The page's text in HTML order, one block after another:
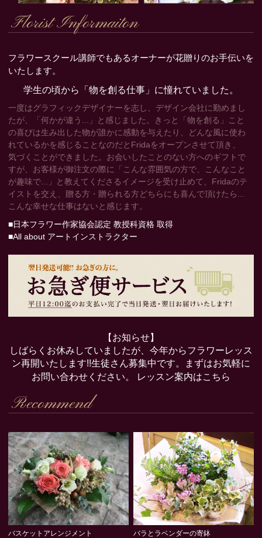
Florist Informaiton
フラワースクール講師でもあるオーナーが花贈りのお手伝いを
いたします。
学生の頃から「物を創る仕事」に憧れていました。
一度はグラフィックデザイナーを志し、デザイン会社に勤めまし
たが、「何かが違う...」と感じました。きっと「物を創る」こと
の喜びは生み出した物が誰かに感動を与えたり、どんな風に使わ
れているかを感じることなのだとFridaをオープンさせて頂き、
気づくことができました。お会いしたことのない方へのギフトで
すが、お客様が御注文の際に「こんな雰囲気の方で、こんなこと
が趣味で...」と教えてくださるイメージを受け止めて、Fridaのテ
イストを交え、贈る方・贈られる方どちらにも喜んで頂けたら...
こんな幸せな仕事はないと感じます。
■日本フラワー作家協会認定 教授科資格 取得
■All about アートインストラクター
【お知らせ】
しばらくお休みしていましたが、今年からフラワーレッス
ン再開いたします!!生徒さん募集中です。まずはお気軽に
お問い合わせください。
レッスン案内はこちら
Recommend
バスケットアレンジメント バラとラベンダーの寄鉢